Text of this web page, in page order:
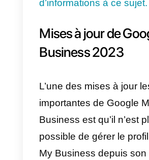
(par exemple,
À ce stade, vous
l’onglet « Contact
compte Google
la page de
dans l’application